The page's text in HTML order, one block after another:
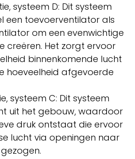
systeem D: Dit systeem
een toevoerventilator als
om een evenwichtige
creëren. Het zorgt ervoor
binnenkomende lucht
hoeveelheid afgevoerde
systeem C: Dit systeem
uit het gebouw, waardoor
druk ontstaat die ervoor
lucht via openingen naar